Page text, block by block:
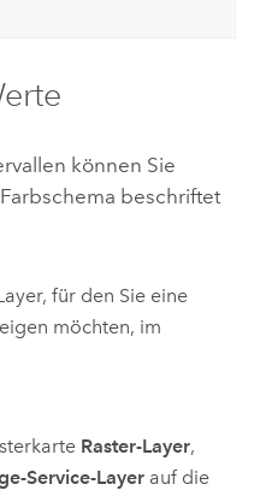
können Sie
beschriftet
für den Sie eine
möchten, im
Raster-Layer,
Service-Layerauf die